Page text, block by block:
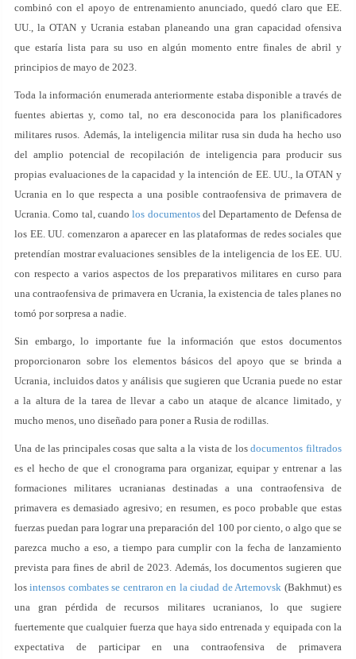
combinó con el apoyo de entrenamiento anunciado, quedó claro que EE.
UU., la OTAN y Ucrania estaban planeando una gran capacidad ofensiva
que estaría lista para su uso en algún momento entre finales de abril y
principios de mayo de 2023.
Toda la información enumerada anteriormente estaba disponible a través de
fuentes abiertas y, como tal, no era desconocida para los planificadores
militares rusos. Además, la inteligencia militar rusa sin duda ha hecho uso
del amplio potencial de recopilación de inteligencia para producir sus
propias evaluaciones de la capacidad y la intención de EE. UU., la OTAN y
Ucrania en lo que respecta a una posible contraofensiva de primavera de
Ucrania. Como tal, cuandolos documentosdel Departamento de Defensa de
los EE. UU. comenzaron a aparecer en las plataformas de redes sociales que
pretendían mostrar evaluaciones sensibles de la inteligencia de los EE. UU.
con respecto a varios aspectos de los preparativos militares en curso para
una contraofensiva de primavera en Ucrania, la existencia de tales planes no
tomó por sorpresa a nadie.
Sin embargo, lo importante fue la información que estos documentos
proporcionaron sobre los elementos básicos del apoyo que se brinda a
Ucrania, incluidos datos y análisis que sugieren que Ucrania puede no estar
a la altura de la tarea de llevar a cabo un ataque de alcance limitado, y
mucho menos, uno diseñado para poner a Rusia de rodillas.
Una de las principales cosas que salta a la vista de losdocumentos filtrados
es el hecho de que el cronograma para organizar, equipar y entrenar a las
formaciones militares ucranianas destinadas a una contraofensiva de
primavera es demasiado agresivo; en resumen, es poco probable que estas
fuerzas puedan para lograr una preparación del 100 por ciento, o algo que se
parezca mucho a eso, a tiempo para cumplir con la fecha de lanzamiento
prevista para fines de abril de 2023. Además, los documentos sugieren que
losintensos combates se centraron en la ciudad de Artemovsk (Bakhmut) es
una gran pérdida de recursos militares ucranianos, lo que sugiere
fuertemente que cualquier fuerza que haya sido entrenada y equipada con la
expectativa de participar en una contraofensiva de primavera